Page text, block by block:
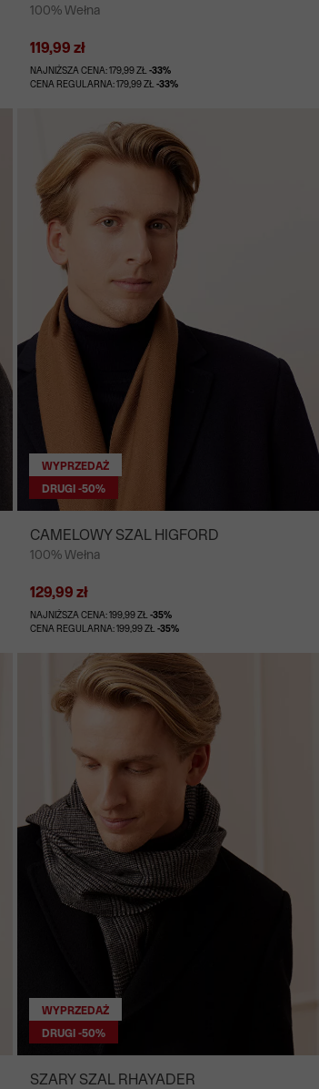
100% Wełna
119,99 zł
NAJNIŻSZA CENA: 179,99 ZŁ-33%
CENA REGULARNA: 179,99 ZŁ-33%
WYPRZEDAŻ
DRUGI -50%
CAMELOWY SZAL HIGFORD
100% Wełna
129,99 zł
NAJNIŻSZA CENA: 199,99 ZŁ-35%
CENA REGULARNA: 199,99 ZŁ-35%
WYPRZEDAŻ
DRUGI -50%
SZARY SZAL RHAYADER